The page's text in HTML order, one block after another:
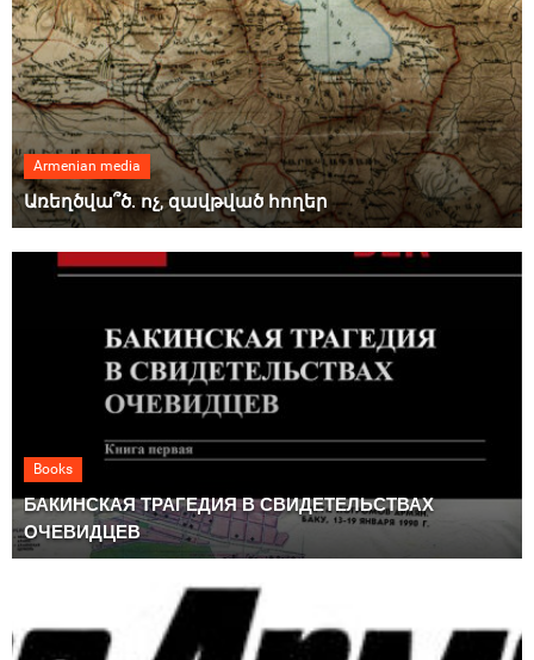
Armenian media
Առեղծվա՞ծ. ոչ, զավթված հողեր
Books
БАКИНСКАЯ ТРАГЕДИЯ В СВИДЕТЕЛЬСТВАХ
ОЧЕВИДЦЕВ